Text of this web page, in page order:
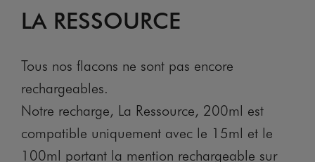
LA RESSOURCE
Tous nos flacons ne sont pas encore
rechargeables.
Notre recharge, La Ressource, 200ml est
compatible uniquement avec le 15ml et le
100ml portant la mention rechargeable sur